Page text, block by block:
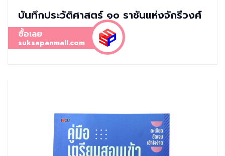
บันทึกประวัติศาสตร์ ๑๐ ราชันแห่งจักรีวงศ์
ซื้อเลย
suksapanmall.com